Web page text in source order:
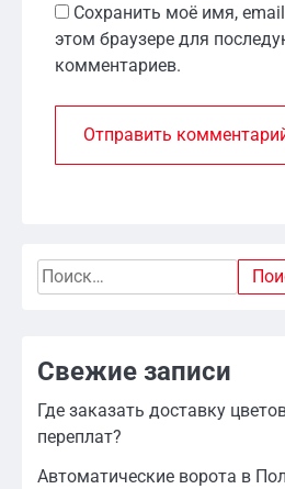
Сохранить моё имя,
этом браузере для
комментариев.
Найти:
Свежие записи
Где заказать доставку
переплат?
Автоматические ворота в